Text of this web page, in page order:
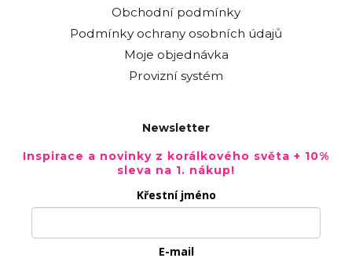
Obchodní podmínky
Podmínky ochrany osobních údajů
Moje objednávka
Provizní systém
Newsletter
Inspirace a novinky z korálkového světa + 10%
sleva na 1. nákup!
Křestní jméno
E-mail